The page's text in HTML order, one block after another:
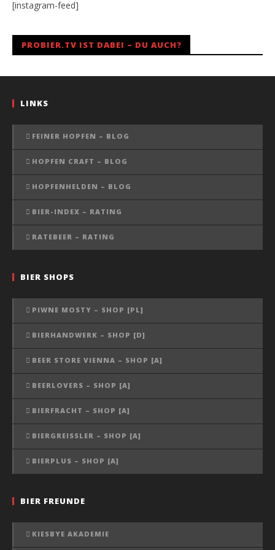
[instagram-feed]
PROBIER.TV IST DABEI – DU AUCH?
LINKS
FEINER HOPFEN – BLOG
HOPFEN CRAFT – BLOG
HOPFENHELDEN – BLOG
BIER-INDEX – RATING
RATEBEER – RATING
BIER SHOPS
PIWNE MOSTY – SHOP [PL]
BIERHANDWERK – SHOP [D]
BEER STORE VIENNA – SHOP [A]
BEERLOVERS – SHOP [A]
BIERFRACHT – SHOP [A]
BIERGREISSLER – SHOP [A]
BIERPLUS – SHOP [A]
BIER FREUNDE
KIESBYE AKADEMIE